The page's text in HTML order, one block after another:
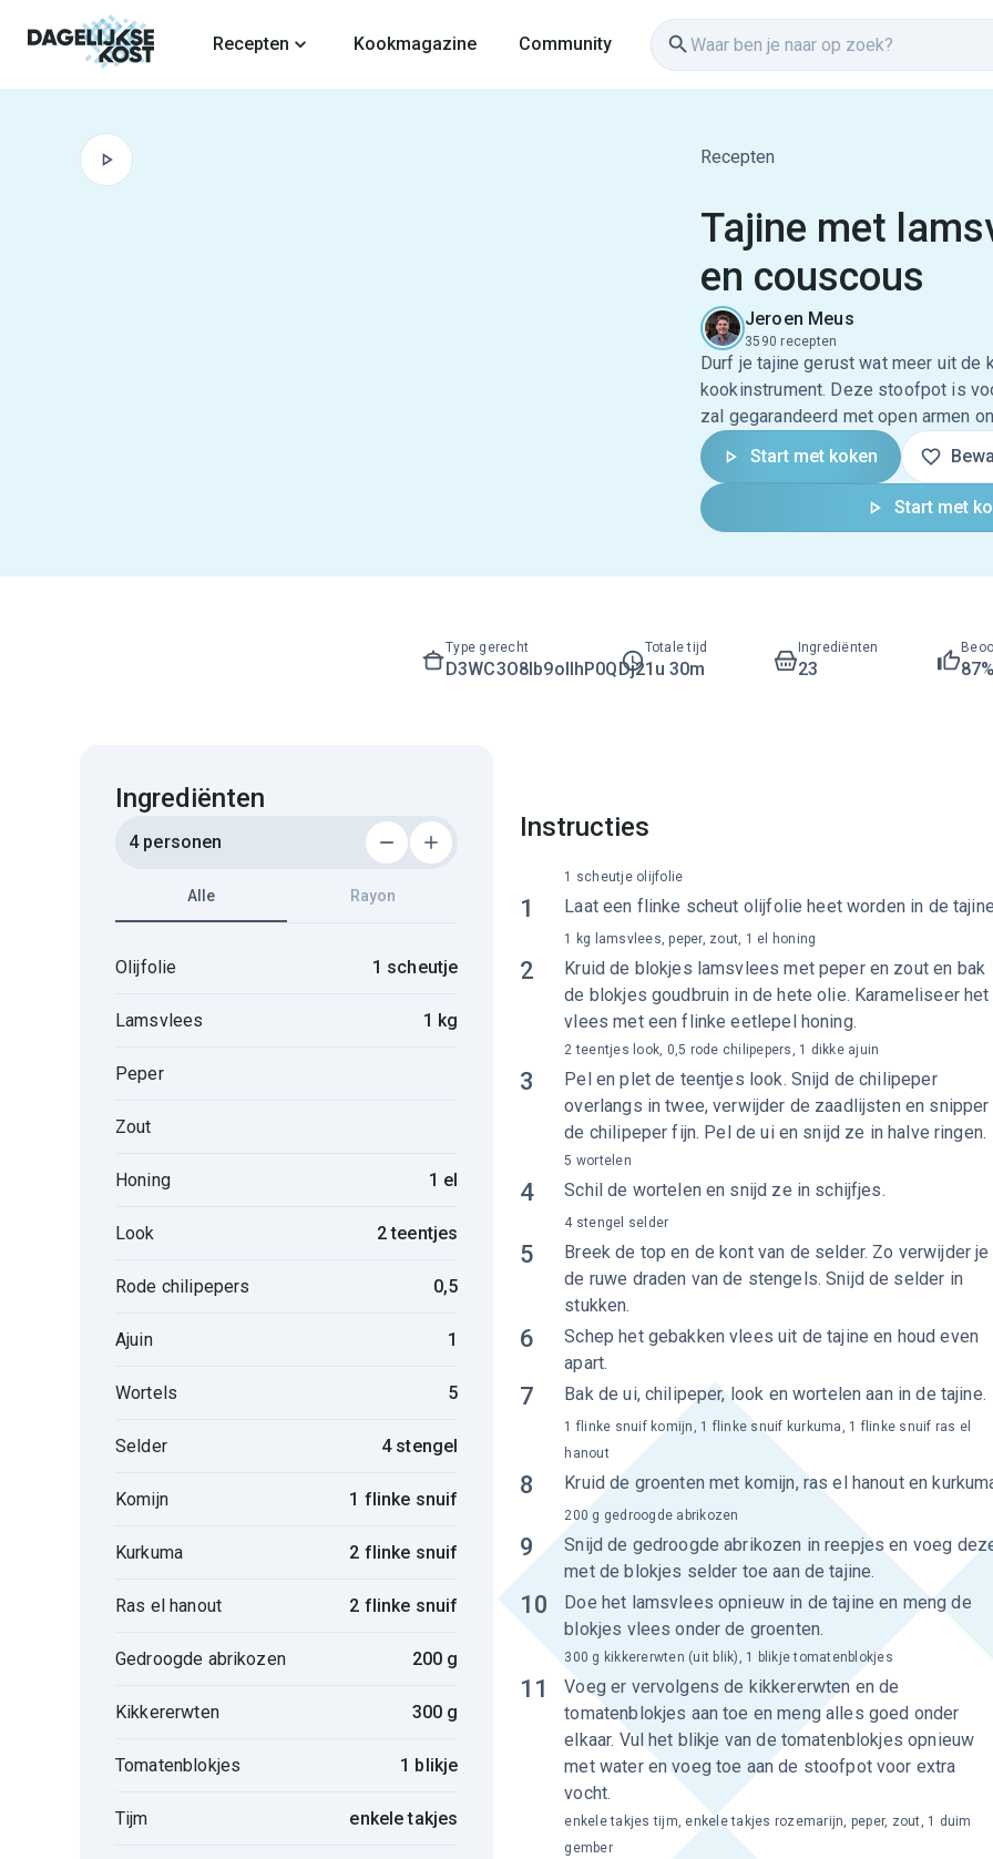
Recepten
Kookmagazine Community
Recepten
Tajine met
en couscous
Jeroen Meus
3590 recepten
Durf je tajine gerust wat meer uit de
kookinstrument. Deze stoofpot is
zal gegarandeerd met open armen
Start met koken
Start met
Type gerecht
D3WC3O8lb9ollhP0QDj2
Totale tijd
1u 30m
Ingrediënten
23
Ingrediënten
4 personen
Alle Rayon
Olijfolie 1 scheutje
Lamsvlees 1 kg
Peper
Zout
Honing 1 el
Look 2 teentjes
Rode chilipepers 0,5
Ajuin 1
Wortels 5
Selder 4 stengel
Komijn 1 flinke snuif
Kurkuma 2 flinke snuif
Ras el hanout 2 flinke snuif
Gedroogde abrikozen 200 g
Kikkererwten 300 g
Tomatenblokjes 1 blikje
Tijm enkele takjes
Instructies
1 Laat een flinke scheut olijfolie heet worden in de
1 scheutje olijfolie
2
Kruid de blokjes lamsvlees met peper en zout en bak
de blokjes goudbruin in de hete olie. Karameliseer het
vlees met een flinke eetlepel honing.
1 kg lamsvlees, peper, zout, 1 el honing
3
Pel en plet de teentjes look. Snijd de chilipeper
overlangs in twee, verwijder de zaadlijsten en snipper
de chilipeper fijn. Pel de ui en snijd ze in halve ringen.
2 teentjes look, 0,5 rode chilipepers, 1 dikke ajuin
4 Schil de wortelen en snijd ze in schijfjes.
5 wortelen
5
Breek de top en de kont van de selder. Zo verwijder je
de ruwe draden van de stengels. Snijd de selder in
stukken.
4 stengel selder
6
Schep het gebakken vlees uit de tajine en houd even
apart.
7 Bak de ui, chilipeper, look en wortelen aan in de tajine.
8 Kruid de groenten met komijn, ras el hanout en
1 flinke snuif komijn, 1 flinke snuif kurkuma, 1 flinke snuif ras el
hanout
9
Snijd de gedroogde abrikozen in reepjes en voeg
met de blokjes selder toe aan de tajine.
200 g gedroogde abrikozen
10
Doe het lamsvlees opnieuw in de tajine en meng de
blokjes vlees onder de groenten.
11
Voeg er vervolgens de kikkererwten en de
tomatenblokjes aan toe en meng alles goed onder
elkaar. Vul het blikje van de tomatenblokjes opnieuw
met water en voeg toe aan de stoofpot voor extra
vocht.
300 g kikkererwten (uit blik), 1 blikje tomatenblokjes
enkele takjes tijm, enkele takjes rozemarijn, peper, zout, 1 duim
gember